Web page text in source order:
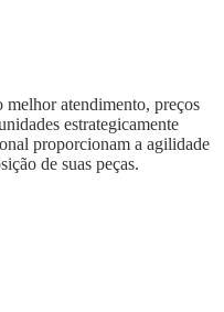
melhor atendimento, preços
estrategicamente
proporcionam a agilidade
de suas peças.